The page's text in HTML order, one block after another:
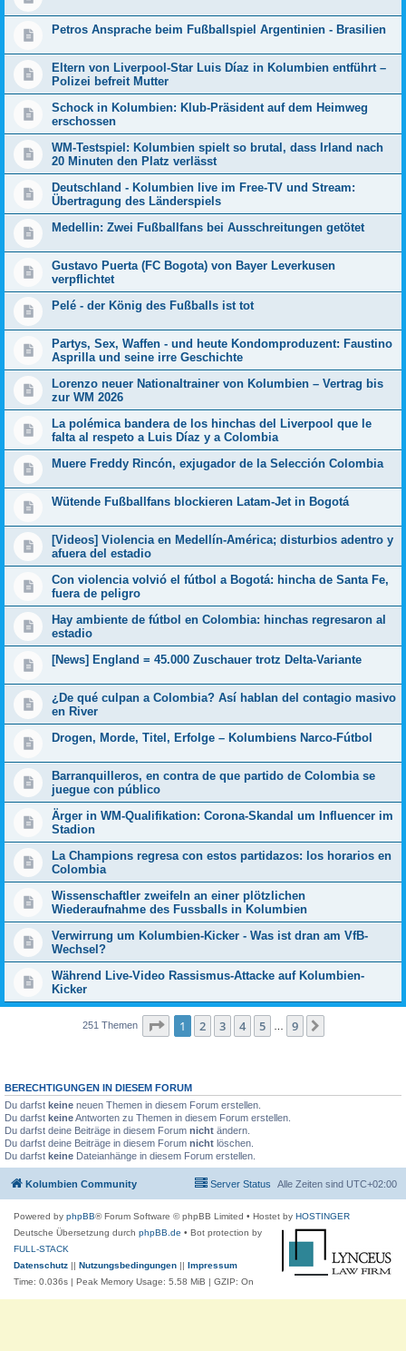
Petros Ansprache beim Fußballspiel Argentinien - Brasilien
Eltern von Liverpool-Star Luis Díaz in Kolumbien entführt –
Polizei befreit Mutter
Schock in Kolumbien: Klub-Präsident auf dem Heimweg
erschossen
WM-Testspiel: Kolumbien spielt so brutal, dass Irland nach
20 Minuten den Platz verlässt
Deutschland - Kolumbien live im Free-TV und Stream:
Übertragung des Länderspiels
Medellin: Zwei Fußballfans bei Ausschreitungen getötet
Gustavo Puerta (FC Bogota) von Bayer Leverkusen
verpflichtet
Pelé - der König des Fußballs ist tot
Partys, Sex, Waffen - und heute Kondomproduzent: Faustino
Asprilla und seine irre Geschichte
Lorenzo neuer Nationaltrainer von Kolumbien – Vertrag bis
zur WM 2026
La polémica bandera de los hinchas del Liverpool que le
falta al respeto a Luis Díaz y a Colombia
Muere Freddy Rincón, exjugador de la Selección Colombia
Wütende Fußballfans blockieren Latam-Jet in Bogotá
[Videos] Violencia en Medellín-América; disturbios adentro y
afuera del estadio
Con violencia volvió el fútbol a Bogotá: hincha de Santa Fe,
fuera de peligro
Hay ambiente de fútbol en Colombia: hinchas regresaron al
estadio
[News] England = 45.000 Zuschauer trotz Delta-Variante
¿De qué culpan a Colombia? Así hablan del contagio masivo
en River
Drogen, Morde, Titel, Erfolge – Kolumbiens Narco-Fútbol
Barranquilleros, en contra de que partido de Colombia se
juegue con público
Ärger in WM-Qualifikation: Corona-Skandal um Influencer im
Stadion
La Champions regresa con estos partidazos: los horarios en
Colombia
Wissenschaftler zweifeln an einer plötzlichen
Wiederaufnahme des Fussballs in Kolumbien
Verwirrung um Kolumbien-Kicker - Was ist dran am VfB-
Wechsel?
Während Live-Video Rassismus-Attacke auf Kolumbien-
Kicker
251 Themen Seite 1von
1 2 3 4 5 9
BERECHTIGUNGEN IN DIESEM FORUM
Du darfst keine neuen Themen in diesem Forum erstellen.
Du darfst keineAntworten zu Themen in diesem Forum erstellen.
Du darfst deine Beiträge in diesem Forum nicht ändern.
Du darfst deine Beiträge in diesem Forum nicht löschen.
Du darfst keine Dateianhänge in diesem Forum erstellen.
Kolumbien Community Alle Zeiten sind UTC+02:00
Server Status
Powered by phpBB® Forum Software © phpBB Limited • Hostet by HOSTINGER
Deutsche Übersetzung durch phpBB.de • Bot protection by
FULL-STACK
Datenschutz || Nutzungsbedingungen || Impressum
Time: 0.036s | Peak Memory Usage: 5.58 MiB | GZIP: On